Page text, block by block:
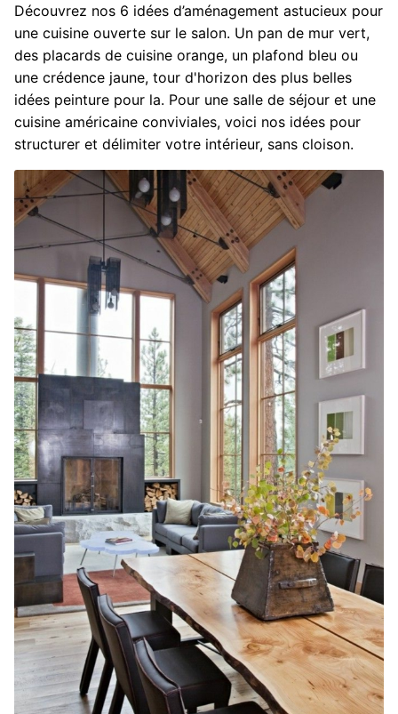
Découvrez nos 6 idées d’aménagement astucieux pour
une cuisine ouverte sur le salon. Un pan de mur vert,
des placards de cuisine orange, un plafond bleu ou
une crédence jaune, tour d'horizon des plus belles
idées peinture pour la. Pour une salle de séjour et une
cuisine américaine conviviales, voici nos idées pour
structurer et délimiter votre intérieur, sans cloison.